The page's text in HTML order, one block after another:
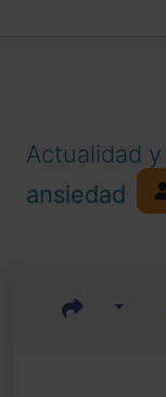
Actualidad
ansiedad